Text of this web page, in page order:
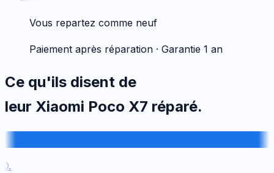
Vous repartez comme neuf
Paiement après réparation · Garantie 1 an
Ce qu'ils disent de
leur Xiaomi Poco X7 réparé.